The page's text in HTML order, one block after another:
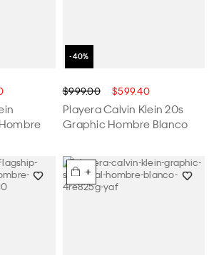
$999.00 $599.40
Playera Calvin Klein 20s
Graphic Hombre Blanco
+